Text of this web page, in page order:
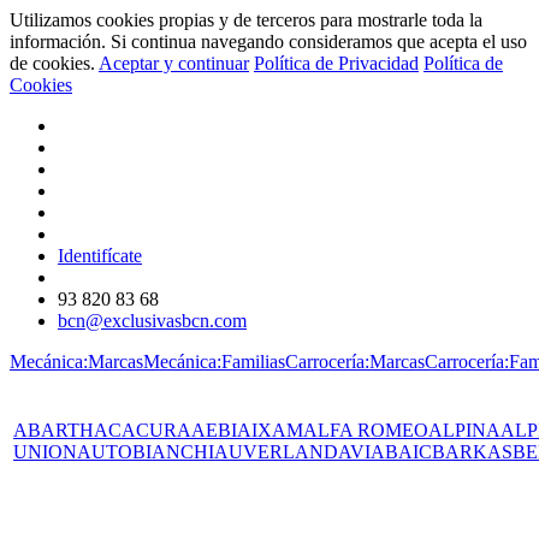
Utilizamos cookies propias y de terceros para mostrarle toda la
información. Si continua navegando consideramos que acepta el uso
de cookies. Aceptar y continuar Política de Privacidad Política de
Cookies
Identifícate
93 820 83 68
bcn@exclusivasbcn.com
Mecánica:MarcasMecánica:FamiliasCarrocería:Marcas
ABARTHACACURAAEBIAIXAMALFA ROMEOALPINA
UNIONAUTOBIANCHIAUVERLANDAVIABAICBARKAS